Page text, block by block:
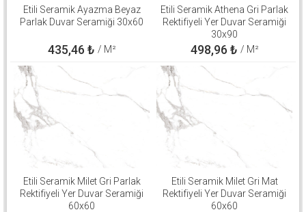
Etili Seramik Ayazma Beyaz
Parlak Duvar Seramiği 30x60
435,46 ₺ / M²
Etili Seramik Athena Gri Parlak
Rektifiyeli Yer Duvar Seramiği
30x90
498,96 ₺ / M²
Etili Seramik Milet Gri Parlak
Rektifiyeli Yer Duvar Seramiği
60x60
Etili Seramik Milet Gri Mat
Rektifiyeli Yer Duvar Seramiği
60x60